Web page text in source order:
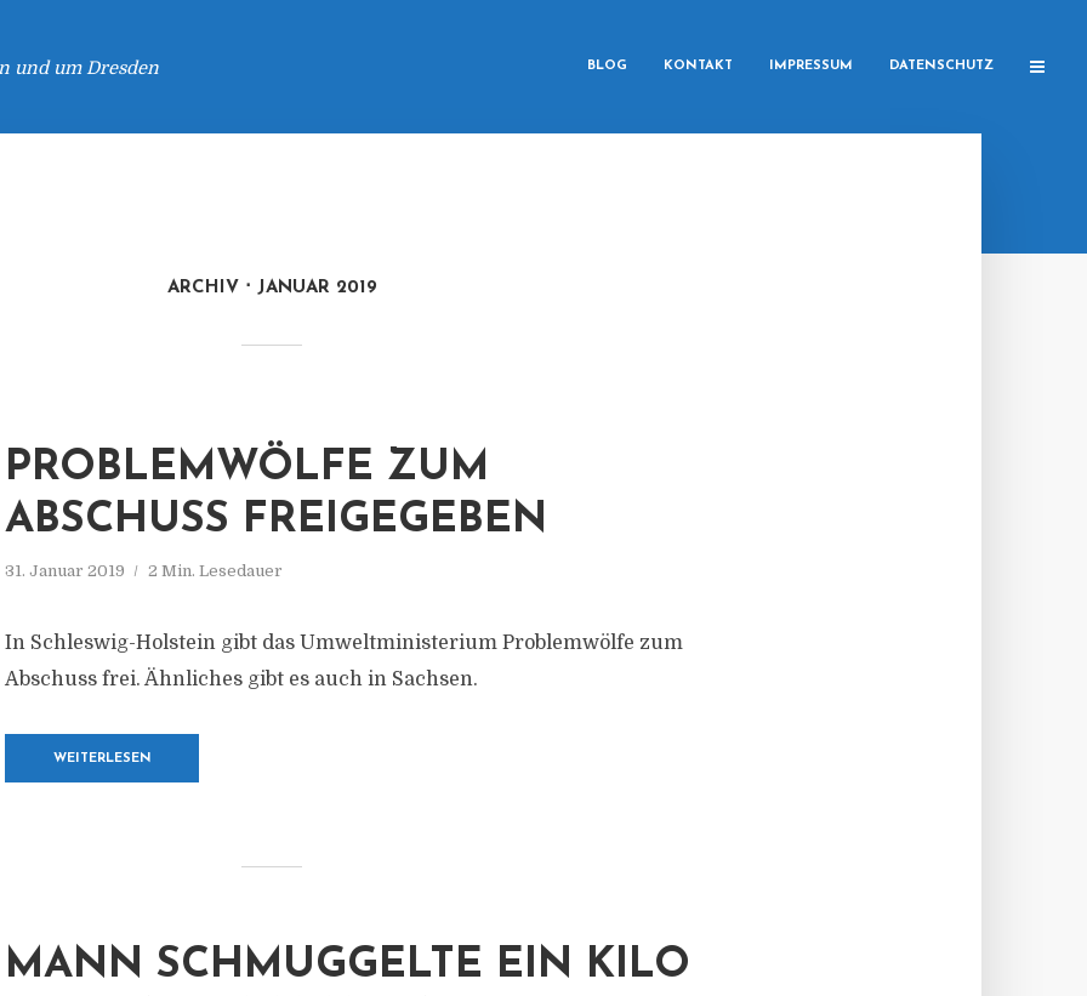
und um Dresden BLOG KONTAKT IMPRESSUM DATENSCHUTZ
ARCHIV JANUAR 2019
PROBLEMWÖLFE ZUM
ABSCHUSS FREIGEGEBEN
31. Januar 2019 2 Min. Lesedauer
In Schleswig-Holstein gibt das Umweltministerium Problemwölfe zum
Abschuss frei. Ähnliches gibt es auch in Sachsen.
WEITERLESEN
MANN SCHMUGGELTE EIN KILO